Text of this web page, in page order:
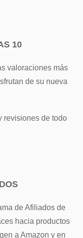
10
valoraciones más
de su nueva
revisiones de todo
de Afiliados de
hacia productos
a Amazon y en